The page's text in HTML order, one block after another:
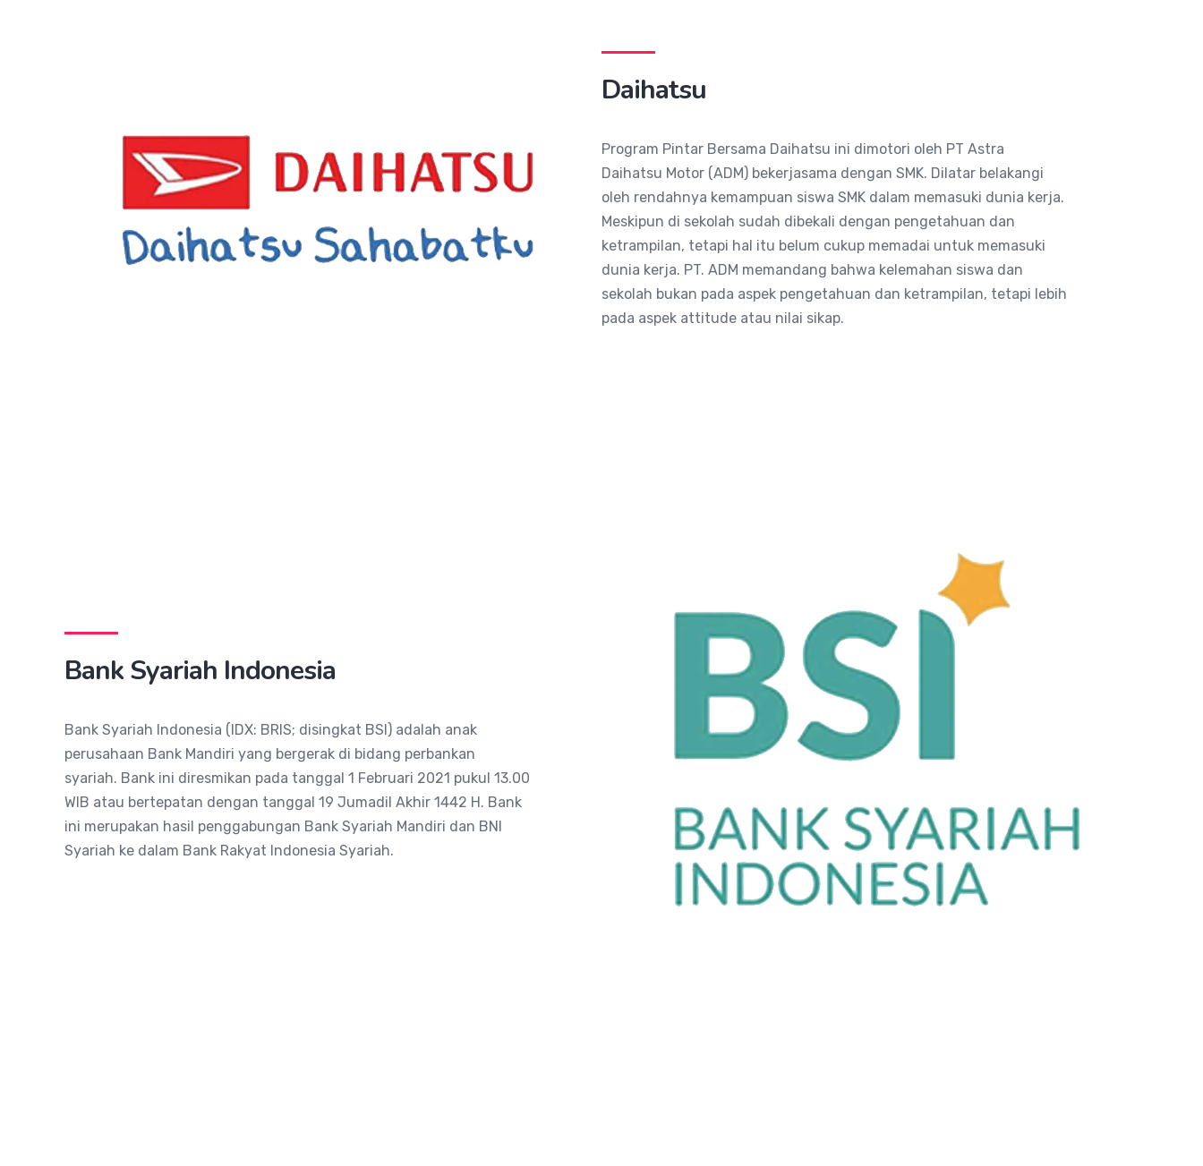
Daihatsu
Program Pintar Bersama Daihatsu ini dimotori oleh PT Astra
Daihatsu Motor (ADM) bekerjasama dengan SMK. Dilatar belakangi
oleh rendahnya kemampuan siswa SMK dalam memasuki dunia kerja.
Meskipun di sekolah sudah dibekali dengan pengetahuan dan
ketrampilan, tetapi hal itu belum cukup memadai untuk memasuki
dunia kerja. PT. ADM memandang bahwa kelemahan siswa dan
sekolah bukan pada aspek pengetahuan dan ketrampilan, tetapi lebih
pada aspek attitude atau nilai sikap.
Bank Syariah Indonesia
Bank Syariah Indonesia (IDX: BRIS; disingkat BSI) adalah anak
perusahaan Bank Mandiri yang bergerak di bidang perbankan
syariah. Bank ini diresmikan pada tanggal 1 Februari 2021 pukul 13.00
WIB atau bertepatan dengan tanggal 19 Jumadil Akhir 1442 H. Bank
ini merupakan hasil penggabungan Bank Syariah Mandiri dan BNI
Syariah ke dalam Bank Rakyat Indonesia Syariah.